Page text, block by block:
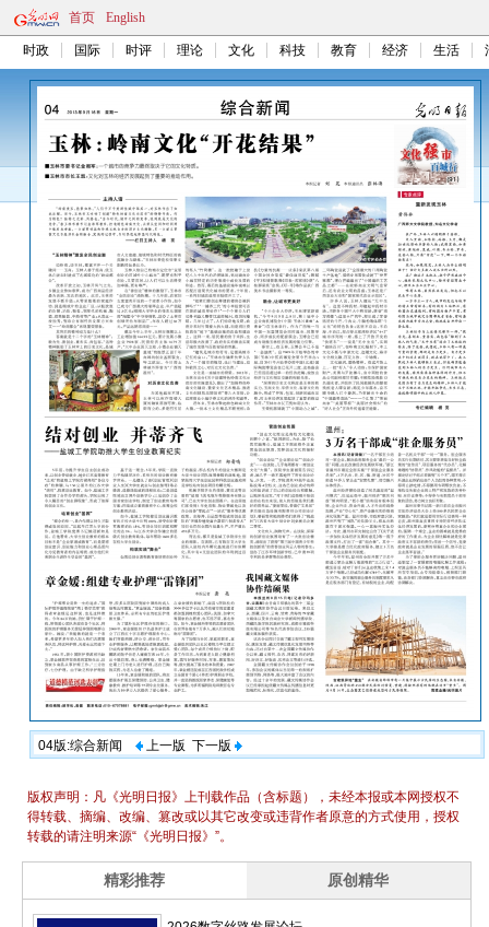
首页 English
时政 国际 时评 理论 文化 科技 教育 经济 生活
04版:综合新闻 上一版 下一版